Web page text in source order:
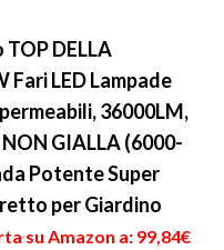
DELLA
Fari LED Lampade
36000LM,
GIALLA (6000-
Potente Super
per Giardino
su Amazon a: 99,84€